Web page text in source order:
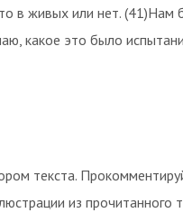
в живых или нет. (41)Нам
какое это было
текста.
из прочитанного